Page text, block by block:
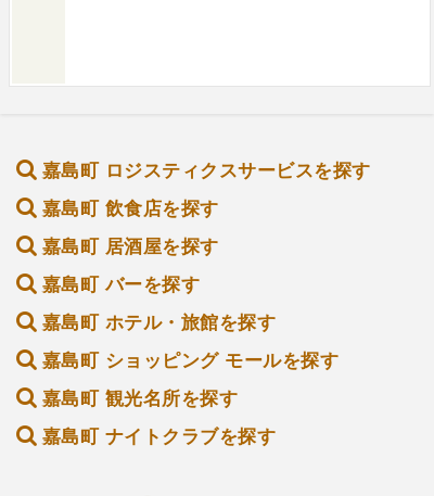
嘉島町 ロジスティクスサービスを探す
嘉島町 飲食店を探す
嘉島町 居酒屋を探す
嘉島町 バーを探す
嘉島町 ホテル・旅館を探す
嘉島町 ショッピング モールを探す
嘉島町 観光名所を探す
嘉島町 ナイトクラブを探す